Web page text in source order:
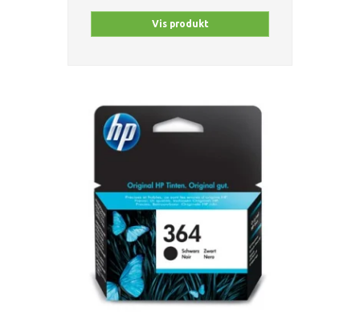
Vis produkt